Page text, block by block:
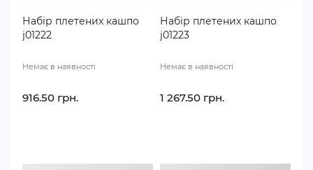
Набір плетених кашпо
j01222
Немає в наявності
916.50 грн.
Набір плетених кашпо
j01223
Немає в наявності
1 267.50 грн.